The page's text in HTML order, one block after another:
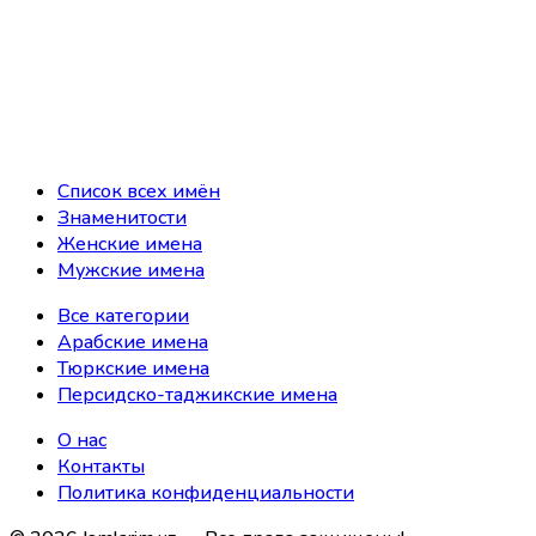
Список всех имён
Знаменитости
Женские имена
Мужские имена
Все категории
Арабские имена
Тюркские имена
Персидско-таджикские имена
О нас
Контакты
Политика конфиденциальности